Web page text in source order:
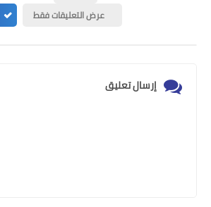
عرض التعليقات فقط
إرسال تعليق